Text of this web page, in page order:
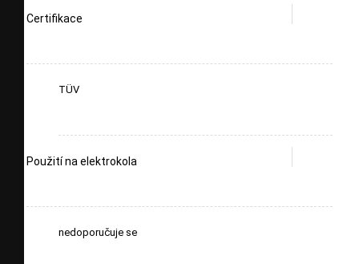
Certifikace
TÜV
Použití na elektrokola
nedoporučuje se